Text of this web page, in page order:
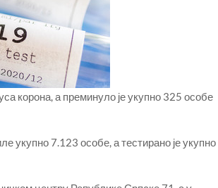
корона, а преминуло је укупно 325 особе
укупно 7.123 особе, а тестирано је укупно